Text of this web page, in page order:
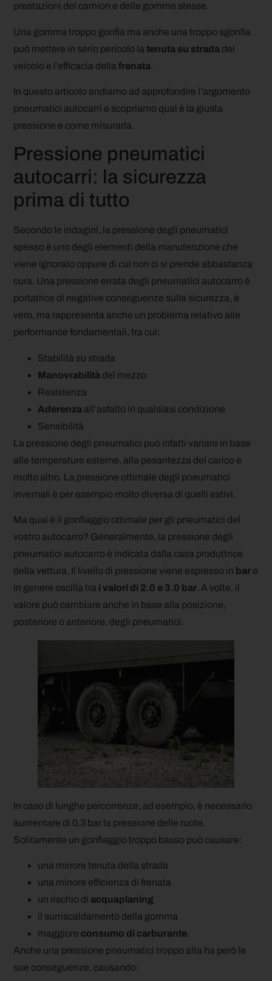
prestazioni del camion e delle gomme stesse.
Una gomma troppo gonfia ma anche una troppo sgonfia
può mettere in serio pericolo latenuta su strada del
veicolo e l’efficacia dellafrenata.
In questo articolo andiamo ad approfondire l’argomento
pneumatici autocarri e scopriamo qual è la giusta
pressione e come misurarla.
Pressione pneumatici
autocarri: la sicurezza
prima di tutto
Secondo le indagini, la pressione degli pneumatici
spesso è uno degli elementi della manutenzione che
viene ignorato oppure di cui non ci si prende abbastanza
cura. Una pressione errata degli pneumatici autocarro è
portatrice di negative conseguenze sulla sicurezza, è
vero, ma rappresenta anche un problema relativo alle
performance fondamentali, tra cui:
Stabilità su strada
Manovrabilità del mezzo
Resistenza
Aderenza all’asfalto in qualsiasi condizione
Sensibilità
La pressione degli pneumatici può infatti variare in base
alle temperature esterne, alla pesantezza del carico e
molto altro. La pressione ottimale degli pneumatici
invernali è per esempio molto diversa di quelli estivi.
Ma qual è il gonfiaggio ottimale per gli pneumatici del
vostro autocarro? Generalmente, la pressione degli
pneumatici autocarro è indicata dalla casa produttrice
della vettura. Il livello di pressione viene espresso in bar e
in genere oscilla tra i valori di 2.0 e 3.0 bar. A volte, il
valore può cambiare anche in base alla posizione,
posteriore o anteriore, degli pneumatici.
In caso di lunghe percorrenze, ad esempio, è necessario
aumentare di 0.3 bar la pressione delle ruote.
Solitamente un gonfiaggio troppo basso può causare:
una minore tenuta della strada
una minore efficienza di frenata
un rischio di acquaplaning
il surriscaldamento della gomma
maggiore consumo di carburante.
Anche una pressione pneumatici troppo alta ha però le
sue conseguenze, causando: